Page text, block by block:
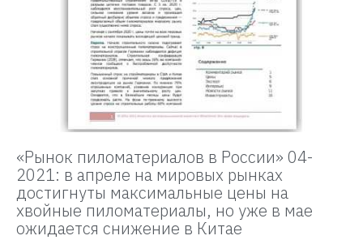
«Рынок пиломатериалов в России» 04-
2021: в апреле на мировых рынках
достигнуты максимальные цены на
хвойные пиломатериалы, но уже в мае
ожидается снижение в Китае